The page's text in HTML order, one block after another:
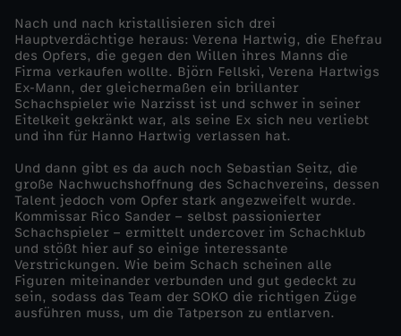
h
a
c
h
m
a
t
t
Nach und nach kristallisieren sich drei
Hauptverdächtige heraus: Verena Hartwig, die Ehefrau
des Opfers, die gegen den Willen ihres Manns die
Firma verkaufen wollte. Björn Fellski, Verena Hartwigs
Ex-Mann, der gleichermaßen ein brillanter
Schachspieler wie Narzisst ist und schwer in seiner
Eitelkeit gekränkt war, als seine Ex sich neu verliebt
und ihn für Hanno Hartwig verlassen hat.
Und dann gibt es da auch noch Sebastian Seitz, die
große Nachwuchshoffnung des Schachvereins, dessen
Talent jedoch vom Opfer stark angezweifelt wurde.
Kommissar Rico Sander – selbst passionierter
Schachspieler – ermittelt undercover im Schachklub
und stößt hier auf so einige interessante
Verstrickungen. Wie beim Schach scheinen alle
Figuren miteinander verbunden und gut gedeckt zu
sein, sodass das Team der SOKO die richtigen Züge
ausführen muss, um die Tatperson zu entlarven.